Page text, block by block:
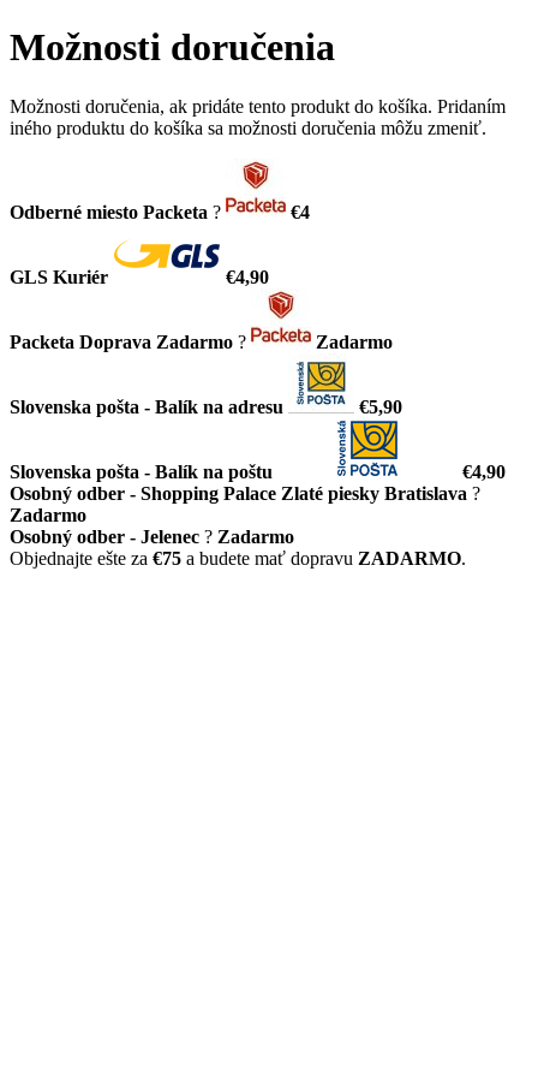
Možnosti doručenia
Možnosti doručenia, ak pridáte tento produkt do košíka. Pridaním
iného produktu do košíka sa možnosti doručenia môžu zmeniť.
Odberné miesto Packeta ? €4
GLS Kuriér €4,90
Packeta Doprava Zadarmo ? Zadarmo
Slovenska pošta - Balík na adresu €5,90
Slovenska pošta - Balík na poštu
€4,90
Osobný odber - Shopping Palace Zlaté piesky Bratislava ?
Zadarmo
Osobný odber - Jelenec ? Zadarmo
Objednajte ešte za €75 a budete mať dopravu ZADARMO.